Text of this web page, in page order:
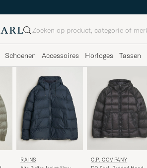
Zoeken
Schoenen Accessoires Horloges Tassen
RAINS
C.P. COMPANY